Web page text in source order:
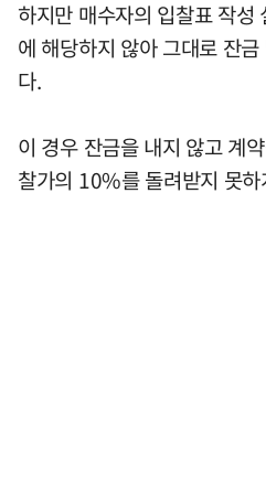
하지만 매수자의 입찰표 작성
에 해당하지 않아 그대로 잔
다.
이 경우 잔금을 내지 않고 계
찰가의 10%를 돌려받지 못하